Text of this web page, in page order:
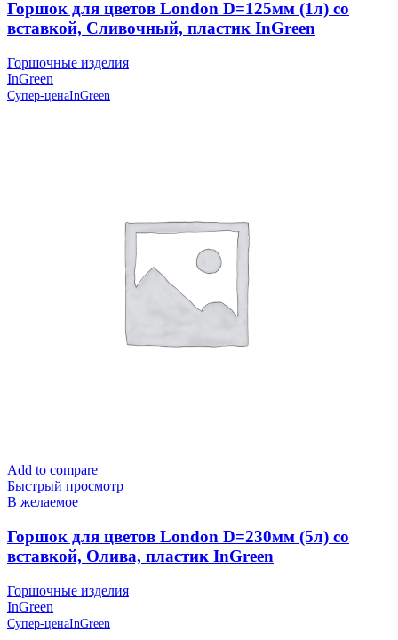
Горшок для цветов London D=125мм (1л) со
вставкой, Сливочный, пластик InGreen
Горшочные изделия
InGreen
Супер-ценаInGreen
Add to compare
Быстрый просмотр
В желаемое
Горшок для цветов London D=230мм (5л) со
вставкой, Олива, пластик InGreen
Горшочные изделия
InGreen
Супер-ценаInGreen